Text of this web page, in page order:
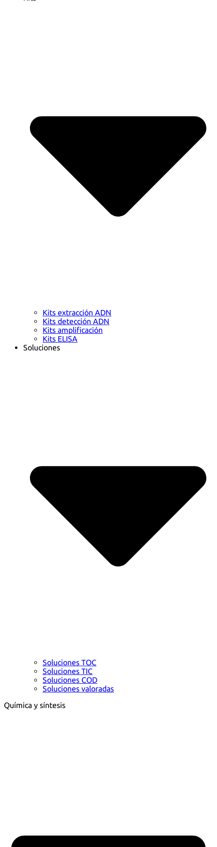
Kits extracción ADN
Kits detección ADN
Kits amplificación
Kits ELISA
Soluciones
Soluciones TOC
Soluciones TIC
Soluciones COD
Soluciones valoradas
Química y síntesis